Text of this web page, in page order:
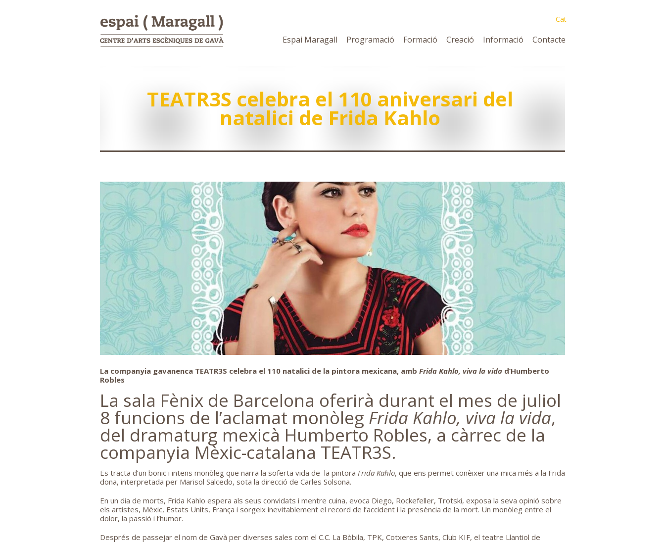
Cat
Espai Maragall Programació Formació Creació Informació Contacte
TEATR3S celebra el 110 aniversari del
natalici de Frida Kahlo
La companyia gavanenca TEATR3S celebra el 110 natalici de la pintora mexicana, amb Frida Kahlo, viva la vida d’Humberto
Robles
La sala Fènix de Barcelona oferirà durant el mes de juliol
8 funcions de l’aclamat monòleg Frida Kahlo, viva la vida,
del dramaturg mexicà Humberto Robles, a càrrec de la
companyia Mèxic-catalana TEATR3S.
Es tracta d’un bonic i intens monòleg que narra la soferta vida de la pintora Frida Kahlo, que ens permet conèixer una mica més a la Frida
dona, interpretada per Marisol Salcedo, sota la direcció de Carles Solsona.
En un dia de morts, Frida Kahlo espera als seus convidats i mentre cuina, evoca Diego, Rockefeller, Trotski, exposa la seva opinió sobre
els artistes, Mèxic, Estats Units, França i sorgeix inevitablement el record de l’accident i la presència de la mort. Un monòleg entre el
dolor, la passió i l’humor.
Després de passejar el nom de Gavà per diverses sales com el C.C. La Bòbila, TPK, Cotxeres Sants, Club KIF, el teatre Llantiol de